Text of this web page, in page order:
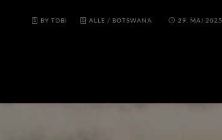
BY TOBI ALLE / BOTSWANA 29. MAI 2025